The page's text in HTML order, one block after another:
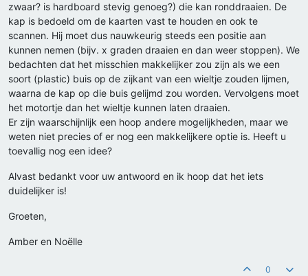
zwaar? is hardboard stevig genoeg?) die kan ronddraaien. De
kap is bedoeld om de kaarten vast te houden en ook te
scannen. Hij moet dus nauwkeurig steeds een positie aan
kunnen nemen (bijv. x graden draaien en dan weer stoppen). We
bedachten dat het misschien makkelijker zou zijn als we een
soort (plastic) buis op de zijkant van een wieltje zouden lijmen,
waarna de kap op die buis gelijmd zou worden. Vervolgens moet
het motortje dan het wieltje kunnen laten draaien.
Er zijn waarschijnlijk een hoop andere mogelijkheden, maar we
weten niet precies of er nog een makkelijkere optie is. Heeft u
toevallig nog een idee?
Alvast bedankt voor uw antwoord en ik hoop dat het iets
duidelijker is!
Groeten,
Amber en Noëlle
0